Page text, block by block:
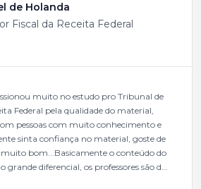
de Holanda
Fiscal da Receita Federal
muito no estudo pro Tribunal de
Federal pela qualidade do material,
pessoas com muito conhecimento e
sinta confiança no material, goste de
bom...Basicamente o conteúdo do
grande diferencial, os professores são de